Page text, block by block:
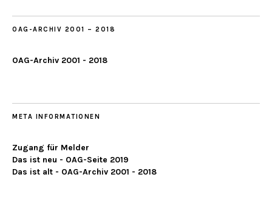
OAG-ARCHIV 2001 – 2018
OAG-Archiv 2001 - 2018
META INFORMATIONEN
Zugang für Melder
Das ist neu - OAG-Seite 2019
Das ist alt - OAG-Archiv 2001 - 2018